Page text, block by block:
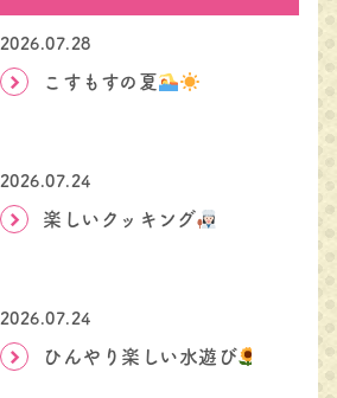
2026.07.28
こすもすの夏
2026.07.24
楽しいクッキング
2026.07.24
ひんやり楽しい水遊び